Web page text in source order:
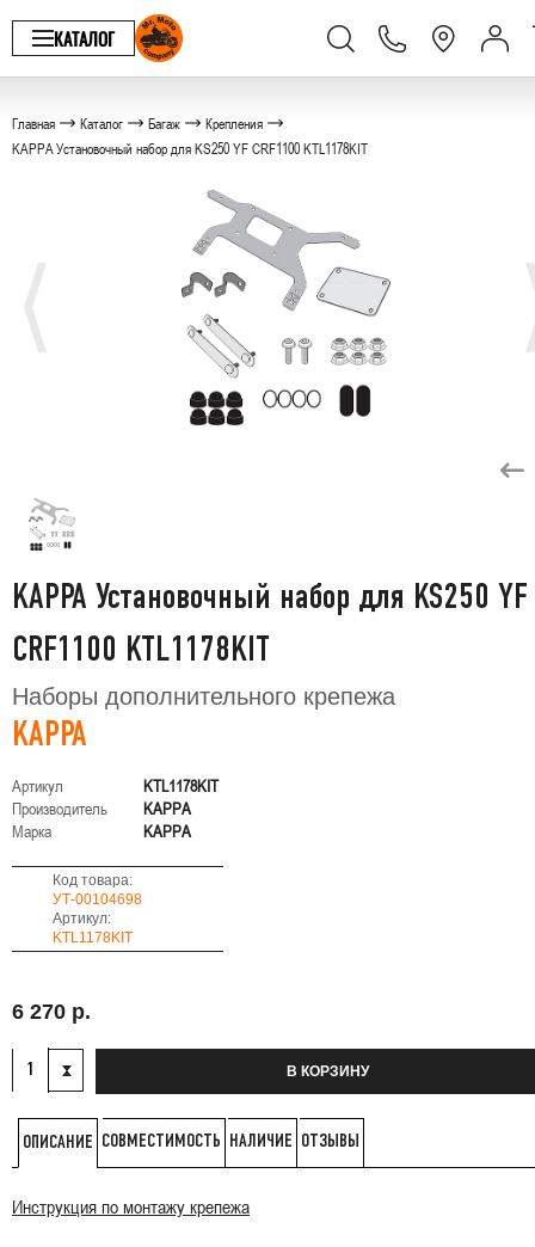
КАТАЛОГ
Главная Каталог Багаж
Крепления
KAPPA Установочный набор для KS250 YF CRF1100 KTL1178KIT
KAPPA Установочный набор для KS250 YF
CRF1100 KTL1178KIT
Наборы дополнительного крепежа
KAPPA
Артикул
KTL1178KIT
Производитель
KAPPA
Марка
KAPPA
Код товара:
УТ-00104698
Артикул:
KTL1178KIT
6 270 р.
В КОРЗИНУ
ОПИСАНИЕ СОВМЕСТИМОСТЬ НАЛИЧИЕ ОТЗЫВЫ
Инструкция по монтажу крепежа